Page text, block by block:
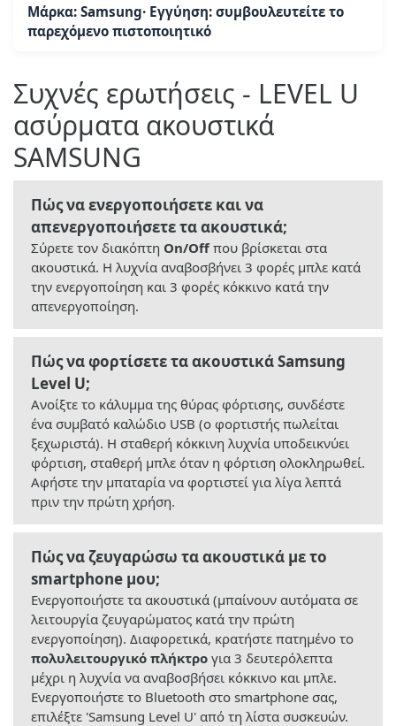
Μάρκα: Samsung· Εγγύηση: συμβουλευτείτε το
παρεχόμενο πιστοποιητικό
Συχνές ερωτήσεις - LEVEL U
ασύρματα ακουστικά
SAMSUNG
Πώς να ενεργοποιήσετε και να
απενεργοποιήσετε τα ακουστικά;
Σύρετε τον διακόπτη On/Off που βρίσκεται στα
ακουστικά. Η λυχνία αναβοσβήνει 3 φορές μπλε κατά
την ενεργοποίηση και 3 φορές κόκκινο κατά την
απενεργοποίηση.
Πώς να φορτίσετε τα ακουστικά Samsung
Level U;
Ανοίξτε το κάλυμμα της θύρας φόρτισης, συνδέστε
ένα συμβατό καλώδιο USB (ο φορτιστής πωλείται
ξεχωριστά). Η σταθερή κόκκινη λυχνία υποδεικνύει
φόρτιση, σταθερή μπλε όταν η φόρτιση ολοκληρωθεί.
Αφήστε την μπαταρία να φορτιστεί για λίγα λεπτά
πριν την πρώτη χρήση.
Πώς να ζευγαρώσω τα ακουστικά με το
smartphone μου;
Ενεργοποιήστε τα ακουστικά (μπαίνουν αυτόματα σε
λειτουργία ζευγαρώματος κατά την πρώτη
ενεργοποίηση). Διαφορετικά, κρατήστε πατημένο το
πολυλειτουργικό πλήκτρο για 3 δευτερόλεπτα
μέχρι η λυχνία να αναβοσβήσει κόκκινο και μπλε.
Ενεργοποιήστε το Bluetooth στο smartphone σας,
επιλέξτε 'Samsung Level U' από τη λίστα συσκευών.